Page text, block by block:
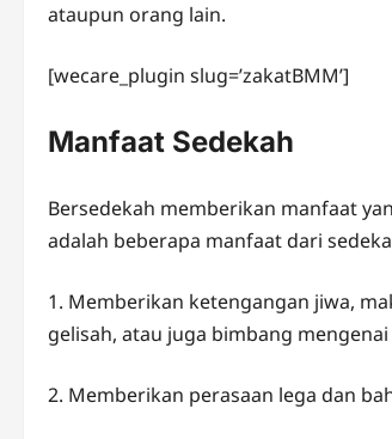
ataupun orang lain.
[wecare_plugin slug=’zakatBMM’]
Manfaat Sedekah
Bersedekah memberikan manfaat
adalah beberapa manfaat dari
1. Memberikan ketengangan jiwa,
gelisah, atau juga bimbang
2. Memberikan perasaan lega dan